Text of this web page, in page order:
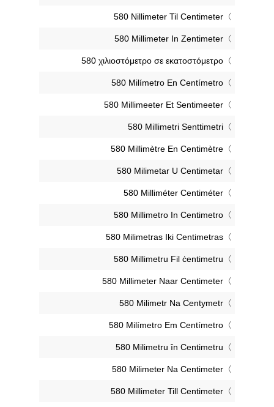
‎580 Nillimeter Til Centimeter
‎580 Millimeter In Zentimeter
‎580 χιλιοστόμετρο σε εκατοστόμετρο
‎580 Milímetro En Centímetro
‎580 Millimeeter Et Sentimeeter
‎580 Millimetri Senttimetri
‎580 Millimètre En Centimètre
‎580 Milimetar U Centimetar
‎580 Milliméter Centiméter
‎580 Millimetro In Centimetro
‎580 Milimetras Iki Centimetras
‎580 Millimetru Fil ċentimetru
‎580 Millimeter Naar Centimeter
‎580 Milimetr Na Centymetr
‎580 Milímetro Em Centímetro
‎580 Milimetru în Centimetru
‎580 Milimeter Na Centimeter
‎580 Millimeter Till Centimeter